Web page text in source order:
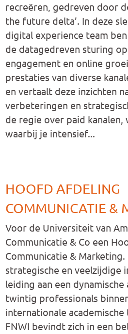
recreëren, gedreven door
the future delta’. In deze
digital experience team
de datagedreven sturing
engagement en online
prestaties van diverse
en vertaalt deze inzichten
verbeteringen en
de regie over paid kanalen,
waarbij je intensief...
HOOFD AFDELING
COMMUNICATIE &
Voor de Universiteit van
Communicatie & Co een
Communicatie & Marketing.
strategische en veelzijdige
leiding aan een
twintig professionals
internationale
FNWI bevindt zich in een